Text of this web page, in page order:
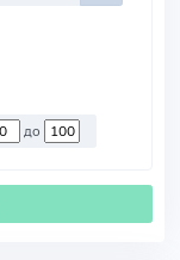
до